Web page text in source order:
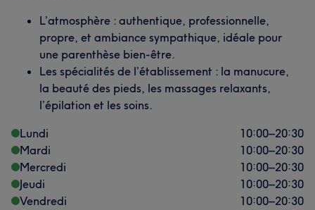
L’atmosphère : authentique, professionnelle,
propre, et ambiance sympathique, idéale pour
une parenthèse bien-être.
Les spécialités de l’établissement : la manucure,
la beauté des pieds, les massages relaxants,
l’épilation et les soins.
Lundi
10:00–20:30
Mardi
10:00–20:30
Mercredi
10:00–20:30
Jeudi
10:00–20:30
Vendredi
10:00–20:30